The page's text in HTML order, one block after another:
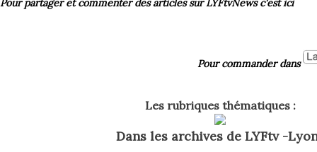
Pour partager et commenter des articlessur LYFtvNewsc'est ici
Pour commander dans
Les rubriques thématiques :
Dans les archives de LYFtv -